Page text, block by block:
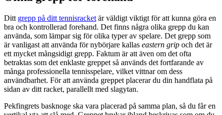
Ditt grepp på ditt tennisracket är väldigt viktigt för att kunna göra en
bra och kontrollerad forehand. Det finns några olika grepp du kan
använda, som lämpar sig för olika typer av spelare. Det grepp som
är vanligast att använda för nybörjare kallas eastern grip och det är
ett mycket mångsidigt grepp. Faktum är att även om det ofta
betraktas som det enklaste greppet så används det fortfarande av
många professionella tennisspelare, vilket vittnar om dess
användbarhet. För att använda greppet placerar du din handflata på
sidan av ditt racket, parallellt med slagytan.
Pekfingrets basknoge ska vara placerad på samma plan, så du får en